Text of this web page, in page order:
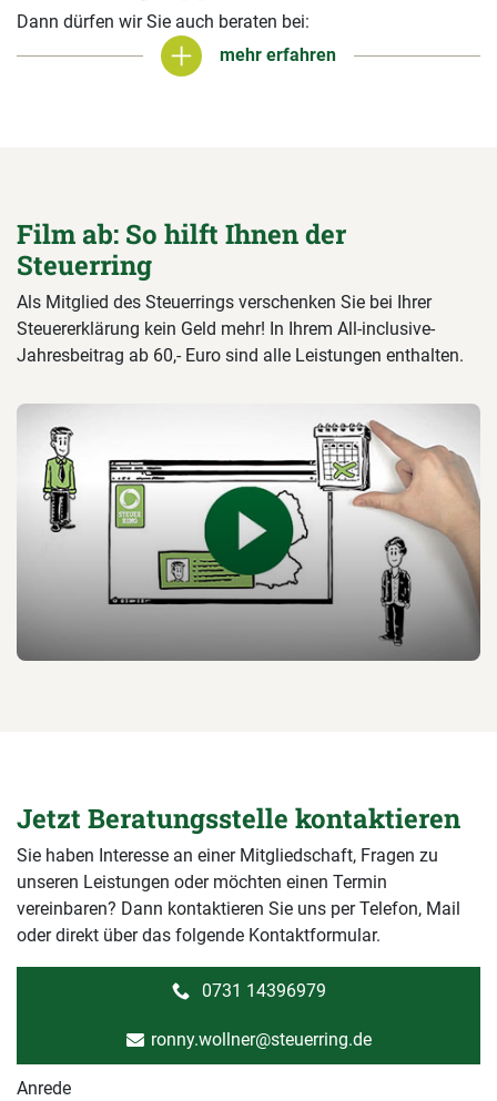
Dann dürfen wir Sie auch beraten bei:
mehr erfahren
mehr erfahren
Film ab: So hilft Ihnen der
Steuerring
Als Mitglied des Steuerrings verschenken Sie bei Ihrer
Steuererklärung kein Geld mehr! In Ihrem All-inclusive-
Jahresbeitrag ab 60,- Euro sind alle Leistungen enthalten.
Jetzt Beratungsstelle kontaktieren
Sie haben Interesse an einer Mitgliedschaft, Fragen zu
unseren Leistungen oder möchten einen Termin
vereinbaren? Dann kontaktieren Sie uns per Telefon, Mail
oder direkt über das folgende Kontaktformular.
0731 14396979
ronny.wollner@steuerring.de
Anrede